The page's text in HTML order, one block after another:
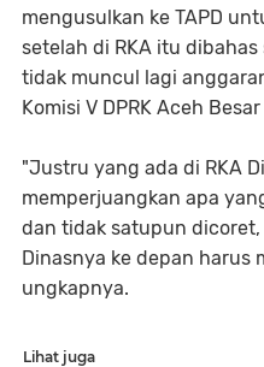
mengusulkan ke TAPD
setelah di RKA itu dibahas
tidak muncul lagi
Komisi V DPRK Aceh
"Justru yang ada di RKA
memperjuangkan apa
dan tidak satupun
Dinasnya ke depan harus
ungkapnya.
Lihat juga